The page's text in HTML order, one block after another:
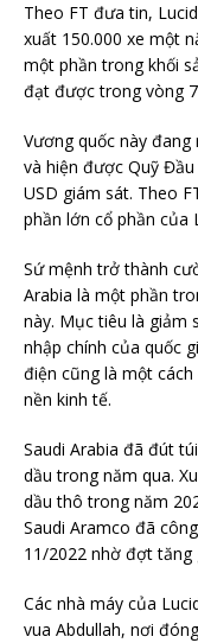
Theo FT đưa tin,
xuất 150.000 xe một
một phần trong khối
đạt được trong vòng
Vương quốc này
và hiện được Quỹ
USD giám sát. Theo
phần lớn cổ phần của
Sứ mệnh trở thành
Arabia là một phần
này. Mục tiêu là giảm
nhập chính của quốc
điện cũng là một
nền kinh tế.
Saudi Arabia đã đút
dầu trong năm qua.
dầu thô trong năm
Saudi Aramco đã
11/2022 nhờ đợt tăng
Các nhà máy của
vua Abdullah, nơi